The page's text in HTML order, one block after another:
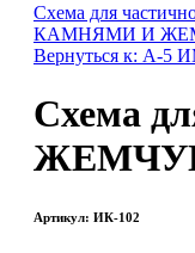
Схема для
КАМНЯМИ И
Вернуться к:
Схема
Артикул: ИК-102